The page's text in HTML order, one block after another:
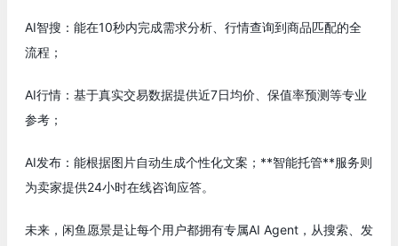
AI智搜：能在10秒内完成需求分析、行情查询到商品匹配的全
流程；
AI行情：基于真实交易数据提供近7日均价、保值率预测等专业
参考；
AI发布：能根据图片自动生成个性化文案；**智能托管**服务则
为卖家提供24小时在线咨询应答。
未来，闲鱼愿景是让每个用户都拥有专属AI Agent，从搜索、发